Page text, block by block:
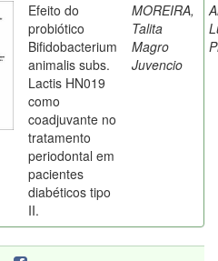
Efeito do
probiótico
Bifidobacterium
animalis subs.
Lactis HN019
como
coadjuvante no
tratamento
periodontal em
pacientes
diabéticos tipo
II.
MOREIRA,
Talita
Magro
Juvencio